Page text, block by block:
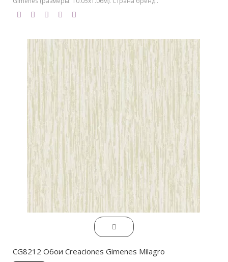
CG8212 Обои Creaciones Gimenes Milagro